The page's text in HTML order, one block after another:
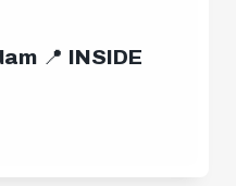
📍 INSIDE